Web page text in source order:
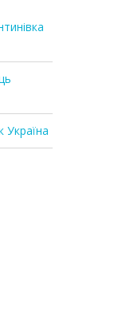
Україна